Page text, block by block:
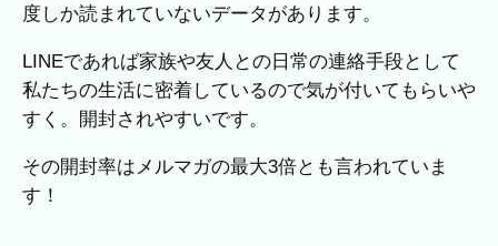
度しか読まれていないデータがあります。
LINEであれば家族や友人との日常の連絡手段として
私たちの生活に密着しているので気が付いてもらいや
すく。開封されやすいです。
その開封率はメルマガの最大3倍とも言われていま
す！